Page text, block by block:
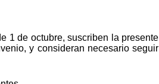
1 de octubre, suscriben la presente
y consideran necesario seguir